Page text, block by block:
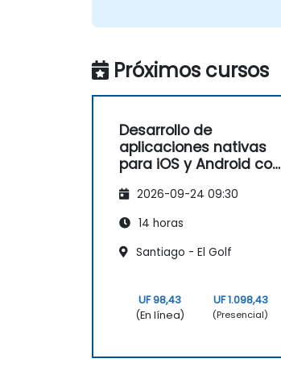
Próximos cursos
Desarrollo de
aplicaciones nativas
para iOS y Android con
2026-09-24 09:30
14 horas
Santiago - El Golf
UF 98,43
(En línea)
UF 1.098,43
(Presencial)